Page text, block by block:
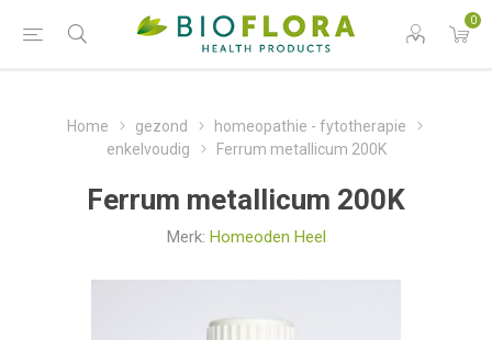
0
Home gezond
homeopathie - fytotherapie
enkelvoudig
Ferrum metallicum 200K
Ferrum metallicum 200K
Merk: Homeoden Heel